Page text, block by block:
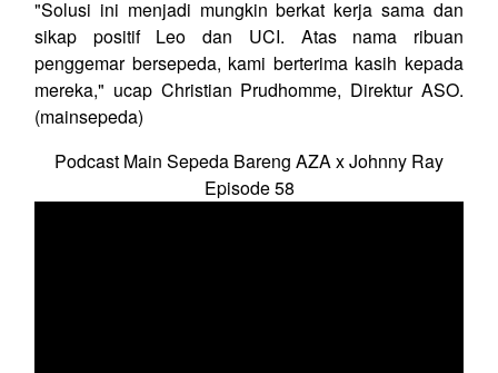
"Solusi ini menjadi mungkin berkat kerja sama dan
sikap positif Leo dan UCI. Atas nama ribuan
penggemar bersepeda, kami berterima kasih kepada
mereka," ucap Christian Prudhomme, Direktur ASO.
(mainsepeda)
Podcast Main Sepeda Bareng AZA x Johnny Ray
Episode 58